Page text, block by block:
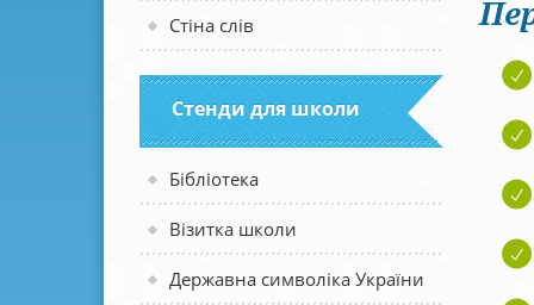
Стіна слів
Стенди для школи
Бібліотека
Візитка школи
Державна символіка України